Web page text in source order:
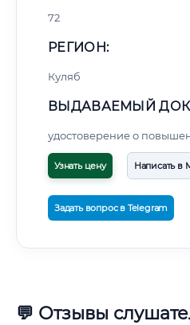
72
РЕГИОН:
Куляб
ВЫДАВАЕМЫЙ
удостоверение о
Узнать цену Написать в
Задать вопрос в Telegram
💬 Отзывы